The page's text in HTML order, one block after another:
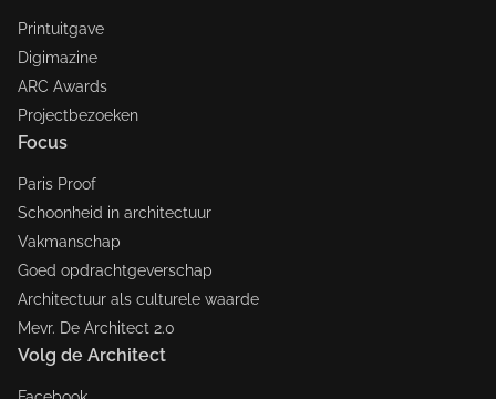
Printuitgave
Digimazine
ARC Awards
Projectbezoeken
Focus
Paris Proof
Schoonheid in architectuur
Vakmanschap
Goed opdrachtgeverschap
Architectuur als culturele waarde
Mevr. De Architect 2.0
Volg de Architect